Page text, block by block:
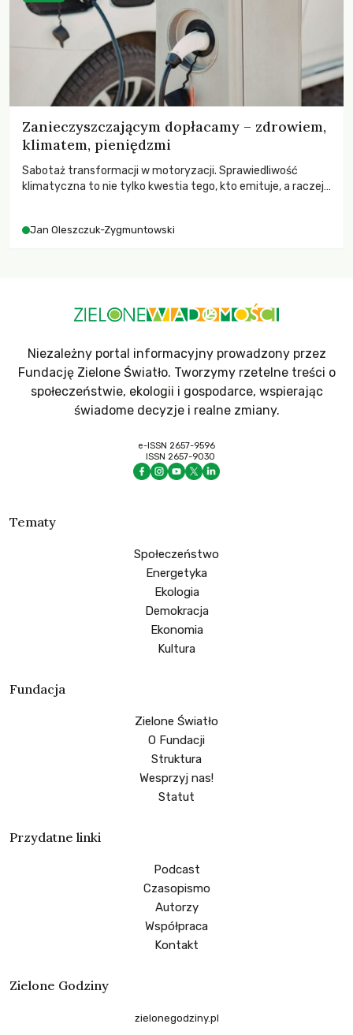
Zanieczyszczającym dopłacamy – zdrowiem,
klimatem, pieniędzmi
Sabotaż transformacji w motoryzacji. Sprawiedliwość
klimatyczna to nie tylko kwestia tego, kto emituje, a raczej
Jan Oleszczuk-Zygmuntowski
Niezależny portal informacyjny prowadzony przez
Fundację Zielone Światło. Tworzymy rzetelne treści o
społeczeństwie, ekologii i gospodarce, wspierając
świadome decyzje i realne zmiany.
e-ISSN 2657-9596
ISSN 2657-9030
Tematy
Społeczeństwo
Energetyka
Ekologia
Demokracja
Ekonomia
Kultura
Fundacja
Zielone Światło
O Fundacji
Struktura
Wesprzyj nas!
Statut
Przydatne linki
Podcast
Czasopismo
Autorzy
Współpraca
Kontakt
Zielone Godziny
zielonegodziny.pl